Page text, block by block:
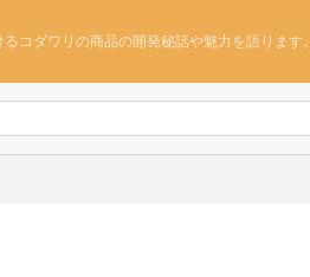
コダワリの商品の開発秘話や魅力を語ります。